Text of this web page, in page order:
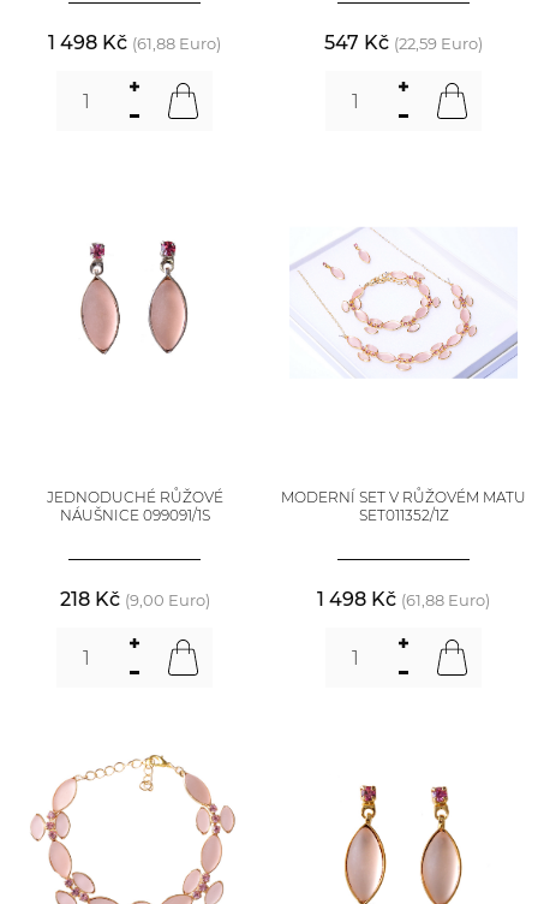
1 498 Kč (61,88 Euro) 547 Kč (22,59 Euro)
JEDNODUCHÉ RŮŽOVÉ
NÁUŠNICE 099091/1S
218 Kč (9,00 Euro)
MODERNÍ SET V RŮŽOVÉM MATU
SET011352/1Z
1 498 Kč (61,88 Euro)